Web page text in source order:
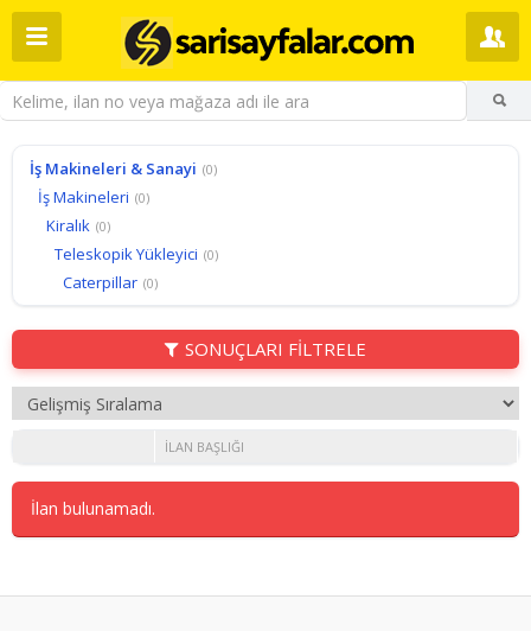
İş Makineleri & Sanayi (0)
İş Makineleri (0)
Kiralık (0)
Teleskopik Yükleyici (0)
Caterpillar (0)
SONUÇLARI FİLTRELE
İLAN BAŞLIĞI
İlan bulunamadı.